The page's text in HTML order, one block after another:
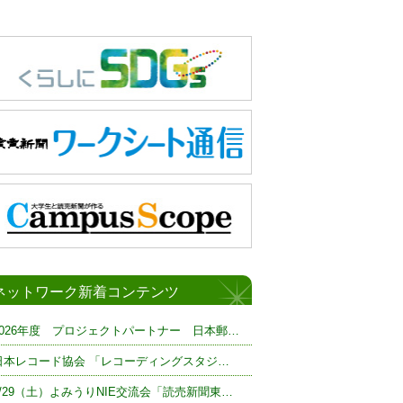
ットワーク新着コンテンツ
年度 プロジェクトパートナー 日本郵…
本レコード協会 「レコーディングスタジ…
（土）よみうりNIE交流会「読売新聞東…